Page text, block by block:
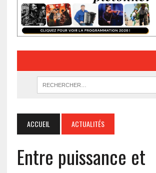
ACCUEIL ACTUALITÉS
Entre puissance et